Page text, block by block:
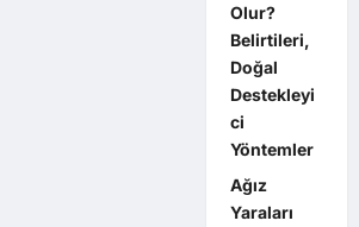
Olur?
Belirtileri,
Doğal
Destekleyi
ci
Yöntemler
Ağız
Yaraları